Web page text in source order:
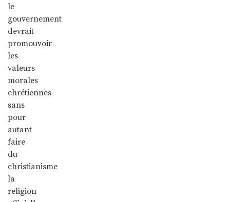
le
gouvernement
devrait
promouvoir
les
valeurs
morales
chrétiennes
sans
pour
autant
faire
du
christianisme
la
religion